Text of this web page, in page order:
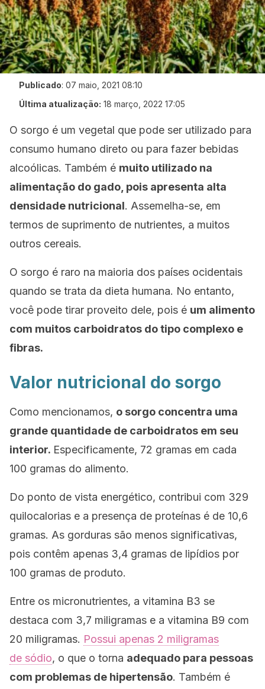
Publicado: 07 maio, 2021 08:10
Última atualização: 18 março, 2022 17:05
O sorgo é um vegetal que pode ser utilizado para
consumo humano direto ou para fazer bebidas
alcoólicas. Também é muito utilizado na
alimentação do gado, pois apresenta alta
densidade nutricional. Assemelha-se, em
termos de suprimento de nutrientes, a muitos
outros cereais.
O sorgo é raro na maioria dos países ocidentais
quando se trata da dieta humana. No entanto,
você pode tirar proveito dele, pois é um alimento
com muitos carboidratos do tipo complexo e
fibras.
Valor nutricional do sorgo
Como mencionamos, o sorgo concentra uma
grande quantidade de carboidratos em seu
interior. Especificamente, 72 gramas em cada
100 gramas do alimento.
Do ponto de vista energético, contribui com 329
quilocalorias e a presença de proteínas é de 10,6
gramas. As gorduras são menos significativas,
pois contêm apenas 3,4 gramas de lipídios por
100 gramas de produto.
Entre os micronutrientes, a vitamina B3 se
destaca com 3,7 miligramas e a vitamina B9 com
20 miligramas. Possui apenas 2 miligramas
de sódio, o que o torna adequado para pessoas
com problemas de hipertensão. Também é